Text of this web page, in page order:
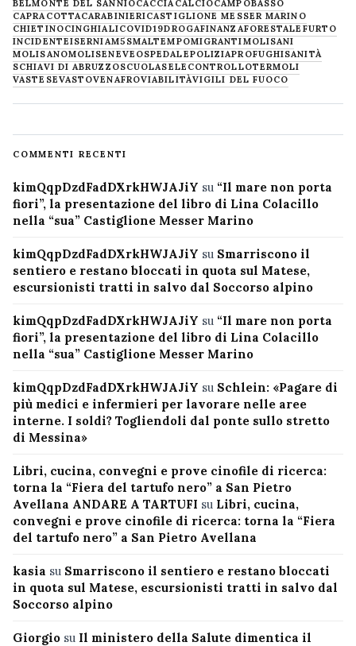
BELMONTE DEL SANNIOCACCIACALCIOCAMPOBASSO
CAPRACOTTACARABINIERICASTIGLIONE MESSER MARINO
CHIETINOCINGHIALICOVID19DROGAFINANZAFORESTALE FURTO
INCIDENTEISERNIAM5SMALTEMPOMIGRANTIMOLISANI
MOLISANOMOLISENEVE OSPEDALEPOLIZIAPROFUGHISANITÀ
SCHIAVI DI ABRUZZOSCUOLASELECONTROLLOTERMOLI
VASTESEVASTOVENAFROVIABILITÀVIGILI DEL FUOCO
COMMENTI RECENTI
kimQqpDzdFadDXrkHWJAJiY su “Il mare non porta
fiori”, la presentazione del libro di Lina Colacillo
nella “sua” Castiglione Messer Marino
kimQqpDzdFadDXrkHWJAJiY su Smarriscono il
sentiero e restano bloccati in quota sul Matese,
escursionisti tratti in salvo dal Soccorso alpino
kimQqpDzdFadDXrkHWJAJiY su “Il mare non porta
fiori”, la presentazione del libro di Lina Colacillo
nella “sua” Castiglione Messer Marino
kimQqpDzdFadDXrkHWJAJiY su Schlein: «Pagare di
più medici e infermieri per lavorare nelle aree
interne. I soldi? Togliendoli dal ponte sullo stretto
di Messina»
Libri, cucina, convegni e prove cinofile di ricerca:
torna la “Fiera del tartufo nero” a San Pietro
Avellana ANDARE A TARTUFI su Libri, cucina,
convegni e prove cinofile di ricerca: torna la “Fiera
del tartufo nero” a San Pietro Avellana
kasia su Smarriscono il sentiero e restano bloccati
in quota sul Matese, escursionisti tratti in salvo dal
Soccorso alpino
Giorgio su Il ministero della Salute dimentica il